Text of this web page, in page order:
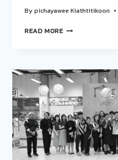
อนาคต
3
โอกาส…
สู่
ความ
สำเร็จ
75
ชั่วโมง
เปลี่ยน
ชีวิต
SUCCESS
Bypichayawee Kiathtitikoon
READ MOREสวน
ร่วม
กับ
ศูนย์
สนเทศ
แนะแนว
การ
ศึกษา
และ
อาชีพ